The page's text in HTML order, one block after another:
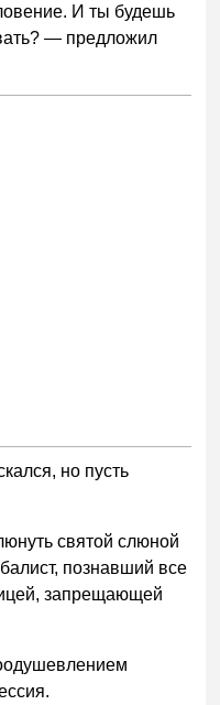
И ты будешь
— предложил
но пусть
святой слюной
познавший все
запрещающей